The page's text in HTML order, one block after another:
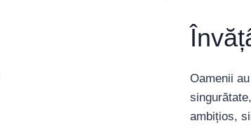
Oamenii
ambițios,